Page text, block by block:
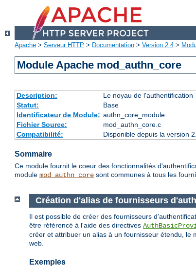
Apache > Serveur HTTP > Documentation > Version 2.4 >
Module Apache mod_authn_core
Description:
Le noyau de l'authentification
Statut:
Base
Identificateur de Module: authn_core_module
Fichier Source:
mod_authn_core.c
Compatibilité:
Disponible depuis la version
Sommaire
Ce module fournit le coeur des fonctionnalités
module mod_authn_core sont communes à tous les
Création d'alias de fournisseurs
Il est possible de créer des fournisseurs
être référencé à l'aide des directives
créer et attribuer un alias à un fournisseur étendu, le
web.
Exemples